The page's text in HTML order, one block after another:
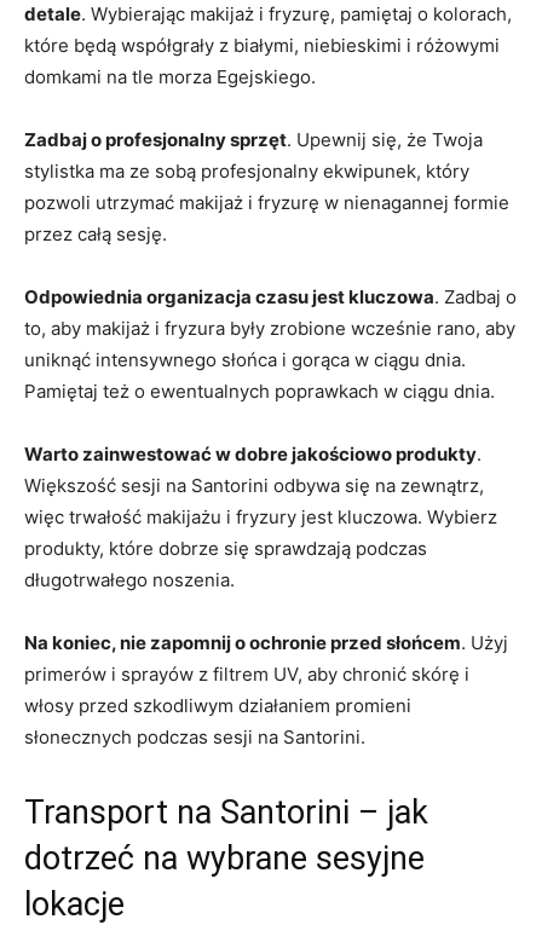
detale. Wybierając makijaż i ⁣fryzurę, pamiętaj ⁢o kolorach,
które będą współgrały⁣ z białymi, niebieskimi i różowymi
domkami na⁢ tle morza Egejskiego.
Zadbaj o profesjonalny sprzęt. Upewnij ⁢się, że Twoja
stylistka ma⁤ ze sobą profesjonalny‌ ekwipunek, który
pozwoli utrzymać makijaż ⁢i fryzurę​ w nienagannej formie⁤
przez całą sesję.
Odpowiednia organizacja‍ czasu jest kluczowa. Zadbaj o
to, aby makijaż i fryzura były zrobione wcześnie rano,‍ aby
​uniknąć ‌intensywnego słońca i gorąca w ciągu dnia.
Pamiętaj ​też o ewentualnych poprawkach w ⁤ciągu dnia.
Warto zainwestować w dobre jakościowo produkty.
Większość sesji ‍na​ Santorini odbywa się na zewnątrz,
więc trwałość makijażu i fryzury jest kluczowa. Wybierz
⁤produkty, ⁤które dobrze‍ się sprawdzają podczas‌
długotrwałego noszenia.
Na koniec, nie zapomnij o⁣ ochronie ⁢przed słońcem. Użyj
primerów⁢ i ​sprayów z filtrem⁤ UV, aby chronić skórę i
włosy przed ⁢szkodliwym działaniem promieni
słonecznych⁢ podczas sesji na Santorini.
Transport ⁣na Santorini – jak
dotrzeć na ‌wybrane sesyjne
lokacje